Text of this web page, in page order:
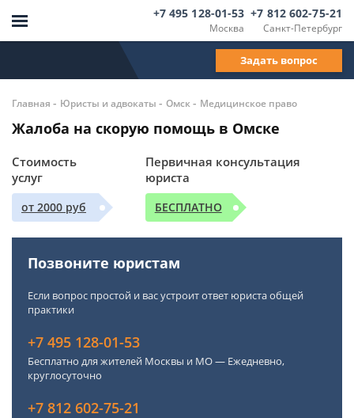
Москва
+7 495 128-01-53
Санкт-Петербург
+7 812 602-75-21
Задать вопрос
Главная - Юристы и адвокаты - Омск- Медицинское право
Жалоба на скорую помощь в Омске
Стоимость
услуг
от 2000 руб
Первичная консультация
юриста
БЕСПЛАТНО
Позвоните юристам
Если вопрос простой и вас устроит ответ юриста общей
практики
+7 495 128-01-53
Бесплатно для жителей Москвы и МО — Ежедневно,
круглосуточно
+7 812 602-75-21